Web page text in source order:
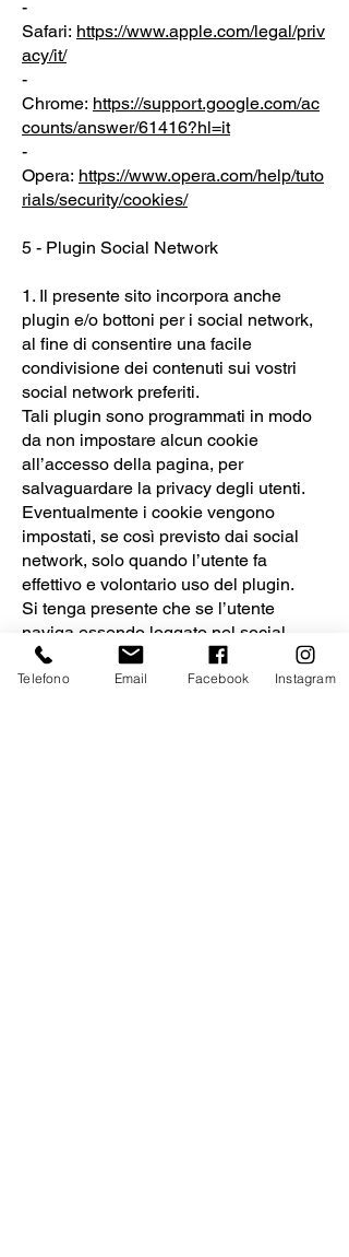
-
Safari: https://www.apple.com/legal/priv
acy/it/
-
Chrome: https://support.google.com/ac
counts/answer/61416?hl=it
-
Opera: https://www.opera.com/help/tuto
rials/security/cookies/
5 - Plugin Social Network
1. Il presente sito incorpora anche
plugin e/o bottoni per i social network,
al fine di consentire una facile
condivisione dei contenuti sui vostri
social network preferiti.
Tali plugin sono programmati in modo
da non impostare alcun cookie
all’accesso della pagina, per
salvaguardare la privacy degli utenti.
Eventualmente i cookie vengono
impostati, se così previsto dai social
network, solo quando l’utente fa
effettivo e volontario uso del plugin.
Si tenga presente che se l’utente
naviga essendo loggato nel social
network allora ha già acconsentito
all’uso dei cookie veicolati tramite
Telefono Email Facebook Instagram